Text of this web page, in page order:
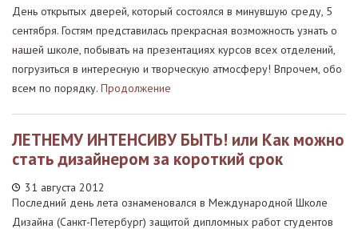
День открытых дверей, который состоялся в минувшую среду, 5
сентября. Гостям представилась прекрасная возможность узнать о
нашей школе, побывать на презентациях курсов всех отделений,
погрузиться в интересную и творческую атмосферу! Впрочем, обо
всем по порядку. Продолжение
ЛЕТНЕМУ ИНТЕНСИВУ БЫТЬ! или Как можно
стать дизайнером за короткий срок
31 августа 2012
Последний день лета ознаменовался в Международной Школе
Дизайна (Санкт-Петербург) защитой дипломных работ студентов